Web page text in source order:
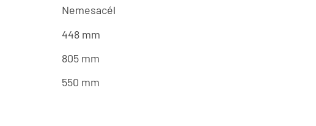
Nemesacél
448 mm
805 mm
550 mm